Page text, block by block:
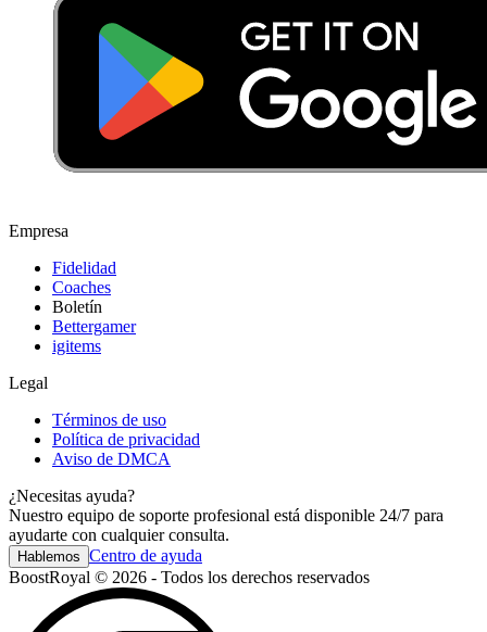
Empresa
Fidelidad
Coaches
Boletín
Bettergamer
igitems
Legal
Términos de uso
Política de privacidad
Aviso de DMCA
¿Necesitas ayuda?
Nuestro equipo de soporte profesional está disponible 24/7 para
ayudarte con cualquier consulta.
Hablemos Centro de ayuda
BoostRoyal © 2026 - Todos los derechos reservados